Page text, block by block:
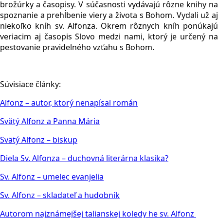
brožúrky a časopisy. V súčasnosti vydávajú rôzne knihy na
spoznanie a prehĺbenie viery a života s Bohom. Vydali už aj
niekoľko kníh sv. Alfonza. Okrem rôznych kníh ponúkajú
veriacim aj časopis Slovo medzi nami, ktorý je určený na
pestovanie pravidelného vzťahu s Bohom.
Súvisiace články:
Alfonz – autor, ktorý nenapísal román
Svätý Alfonz a Panna Mária
Svätý Alfonz – biskup
Diela Sv. Alfonza – duchovná literárna klasika?
Sv. Alfonz – umelec evanjelia
Sv. Alfonz – skladateľ a hudobník
Autorom najznámejšej talianskej koledy he sv. Alfonz